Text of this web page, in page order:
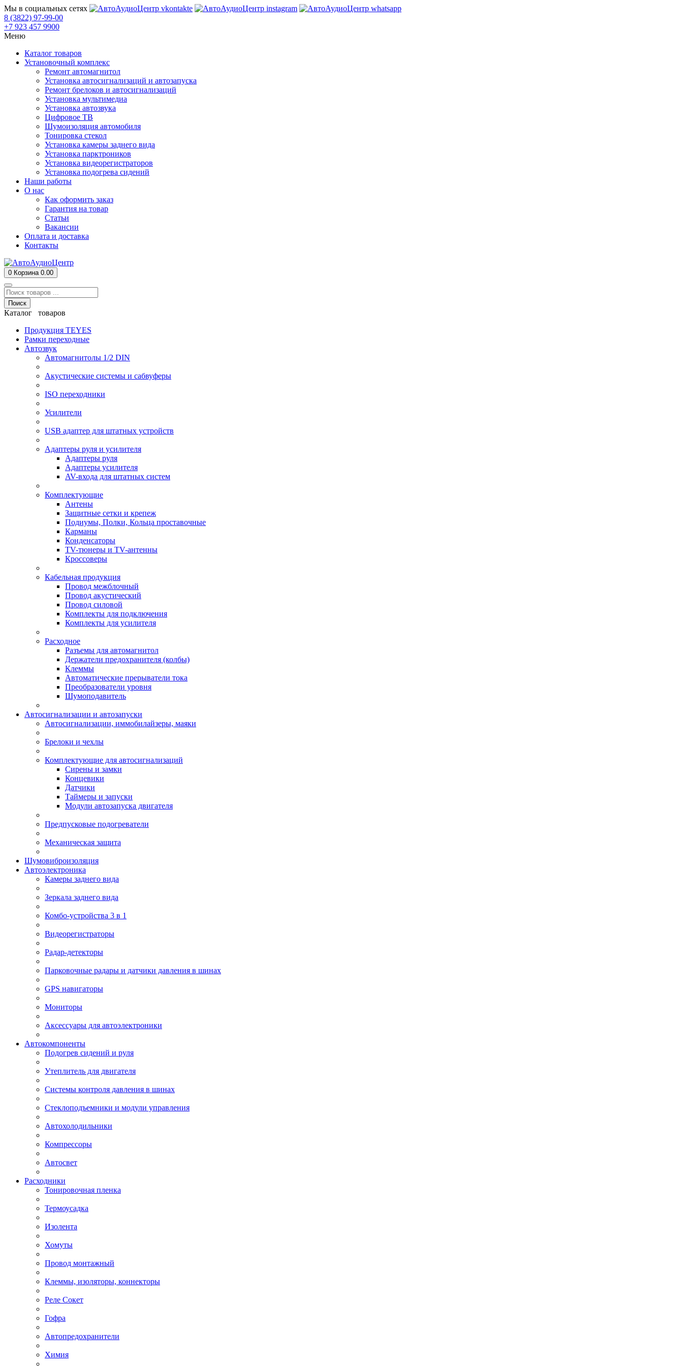
Мы в социальных сетях
8 (3822) 97-99-00
+7 923 457 9900
Меню
Каталог товаров
Установочный комплекс
Ремонт автомагнитол
Установка автосигнализаций и автозапуска
Ремонт брелоков и автосигнализаций
Установка мультимедиа
Установка автозвука
Цифровое ТВ
Шумоизоляция автомобиля
Тонировка стекол
Установка камеры заднего вида
Установка парктроников
Установка видеорегистраторов
Установка подогрева сидений
Наши работы
О нас
Как оформить заказ
Гарантия на товар
Статьи
Вакансии
Оплата и доставка
Контакты
0 Корзина 0.00
Поиск
Каталог товаров
Продукция TEYES
Рамки переходные
Автозвук
Автомагнитолы 1/2 DIN
Акустические системы и сабвуферы
ISO переходники
Усилители
USB адаптер для штатных устройств
Адаптеры руля и усилителя
Адаптеры руля
Адаптеры усилителя
AV-входа для штатных систем
Комплектующие
Антены
Защитные сетки и крепеж
Подиумы, Полки, Кольца проставочные
Карманы
Конденсаторы
TV-тюнеры и TV-антенны
Кроссоверы
Кабельная продукция
Провод межблочный
Провод акустический
Провод силовой
Комплекты для подключения
Комплекты для усилителя
Расходное
Разъемы для автомагнитол
Держатели предохранителя (колбы)
Клеммы
Автоматические прерыватели тока
Преобразователи уровня
Шумоподавитель
Автосигнализации и автозапуски
Автосигнализации, иммобилайзеры, маяки
Брелоки и чехлы
Комплектующие для автосигнализаций
Сирены и замки
Концевики
Датчики
Таймеры и запуски
Модули автозапуска двигателя
Предпусковые подогреватели
Механическая защита
Шумовиброизоляция
Автоэлектроника
Камеры заднего вида
Зеркала заднего вида
Комбо-устройства 3 в 1
Видеорегистраторы
Радар-детекторы
Парковочные радары и датчики давления в шинах
GPS навигаторы
Мониторы
Аксессуары для автоэлектроники
Автокомпоненты
Подогрев сидений и руля
Утеплитель для двигателя
Системы контроля давления в шинах
Стеклоподъемники и модули управления
Автохолодильники
Компрессоры
Автосвет
Расходники
Тонировочная пленка
Термоусадка
Изолента
Хомуты
Провод монтажный
Клеммы, изоляторы, коннекторы
Реле Сокет
Гофра
Автопредохранители
Химия